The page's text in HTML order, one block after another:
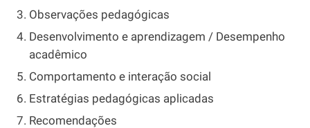
Observações pedagógicas
Desenvolvimento e aprendizagem / Desempenho
acadêmico
Comportamento e interação social
Estratégias pedagógicas aplicadas
Recomendações